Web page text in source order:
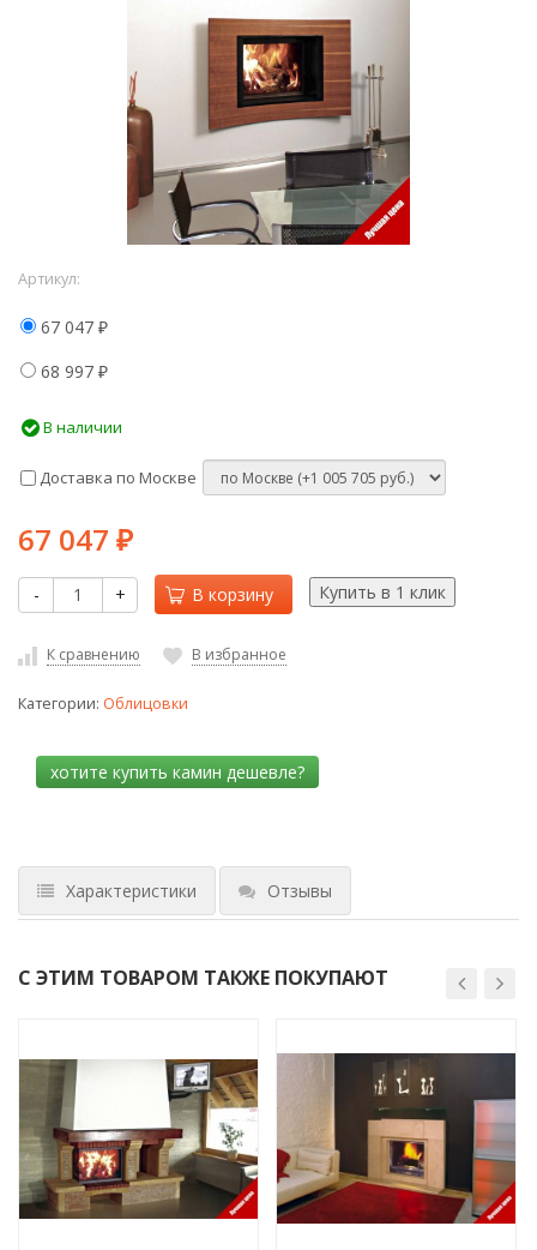
Артикул:
67 047 ₽
68 997 ₽
В наличии
Доставка по Москве
67 047 ₽
- + В корзину
К сравнению В избранное
Категории: Облицовки
Характеристики Отзывы
С ЭТИМ ТОВАРОМ ТАКЖЕ ПОКУПАЮТ